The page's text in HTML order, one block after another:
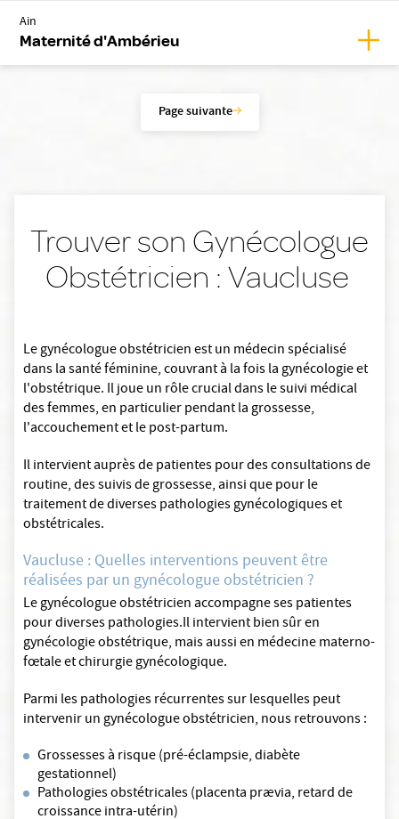
Ain
Maternité d'Ambérieu
Page suivante
Trouver son Gynécologue
Obstétricien : Vaucluse
Le gynécologue obstétricien est un médecin spécialisé
dans la santé féminine, couvrant à la fois la gynécologie et
l'obstétrique. Il joue un rôle crucial dans le suivi médical
des femmes, en particulier pendant la grossesse,
l'accouchement et le post-partum.
Il intervient auprès de patientes pour des consultations de
routine, des suivis de grossesse, ainsi que pour le
traitement de diverses pathologies gynécologiques et
obstétricales.
Vaucluse : Quelles interventions peuvent être
réalisées par un gynécologue obstétricien ?
Le gynécologue obstétricien accompagne ses patientes
pour diverses pathologies.Il intervient bien sûr en
gynécologie obstétrique, mais aussi en médecine materno-
fœtale et chirurgie gynécologique.
Parmi les pathologies récurrentes sur lesquelles peut
intervenir un gynécologue obstétricien, nous retrouvons :
Grossesses à risque (pré-éclampsie, diabète
gestationnel)
Pathologies obstétricales (placenta prævia, retard de
croissance intra-utérin)